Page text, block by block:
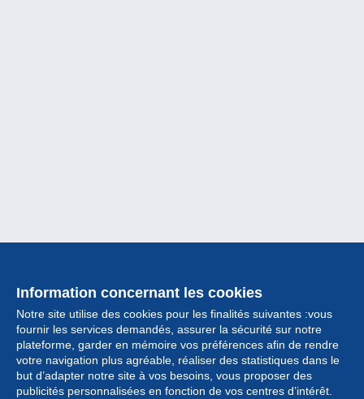
Information concernant les cookies
Notre site utilise des cookies pour les finalités suivantes :vous
fournir les services demandés, assurer la sécurité sur notre
plateforme, garder en mémoire vos préférences afin de rendre
votre navigation plus agréable, réaliser des statistiques dans le
but d’adapter notre site à vos besoins, vous proposer des
publicités personnalisées en fonction de vos centres d’intérêt.
Collection